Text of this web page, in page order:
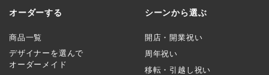
オーダーする
商品一覧
デザイナーを選んで
オーダーメイド
シーンから選ぶ
開店・開業祝い
周年祝い
移転・引越し祝い